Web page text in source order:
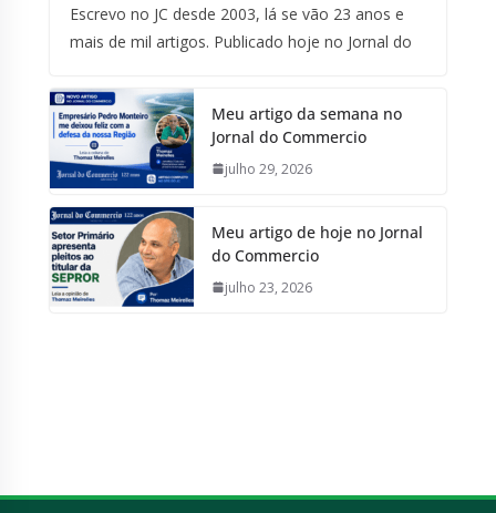
Escrevo no JC desde 2003, lá se vão 23 anos e
mais de mil artigos. Publicado hoje no Jornal do
Meu artigo da semana no
Jornal do Commercio
julho 29, 2026
Meu artigo de hoje no Jornal
do Commercio
julho 23, 2026